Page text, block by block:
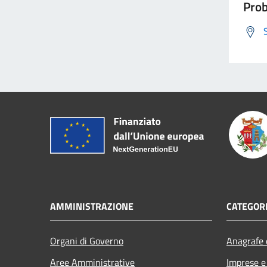
AMMINISTRAZIONE
Organi di Governo
Aree Amministrative
Imprese